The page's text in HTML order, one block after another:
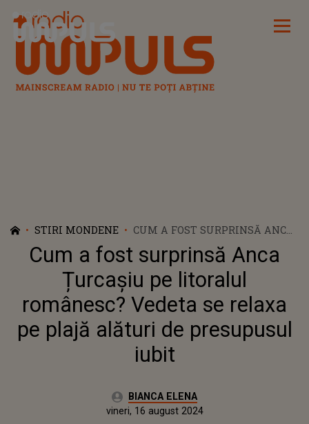
Radio Impuls
STIRI MONDENE
CUM A FOST SURPRINSĂ ANCA
ȚURCAȘIU PE LITORALUL
ROMÂNESC? VEDETA SE RELAXA
PE PLAJĂ ALĂTURI DE
PRESUPUSUL IUBIT
Cum a fost surprinsă Anca
Țurcașiu pe litoralul
românesc? Vedeta se relaxa
pe plajă alături de presupusul
iubit
Autor:BIANCA ELENA
vineri, 16 august 2024Actualizat:
vineri, 16 august 2024